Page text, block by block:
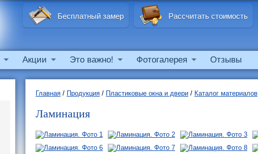
Бесплатный замер Рассчитать стоимость
Акции Это важно! Фотогалерея Отзывы
Главная / Продукция / Пластиковые окна и двери / Каталог материалов
Ламинация